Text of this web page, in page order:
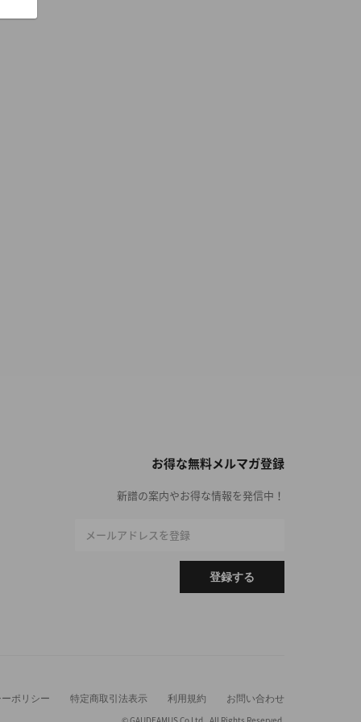
お得な無料メルマガ登録
新譜の案内やお得な情報を発信中！
メールアドレスを登録
登録する
ポリシー 特定商取引法表示 利用規約 お問い合わせ